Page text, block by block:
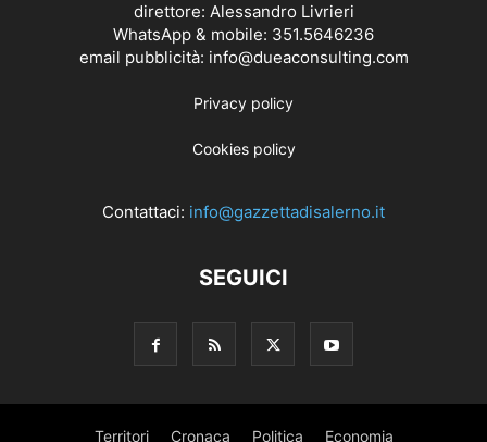
direttore: Alessandro Livrieri
WhatsApp & mobile: 351.5646236
email pubblicità: info@dueaconsulting.com
Privacy policy
Cookies policy
Contattaci: info@gazzettadisalerno.it
SEGUICI
Territori Cronaca Politica Economia